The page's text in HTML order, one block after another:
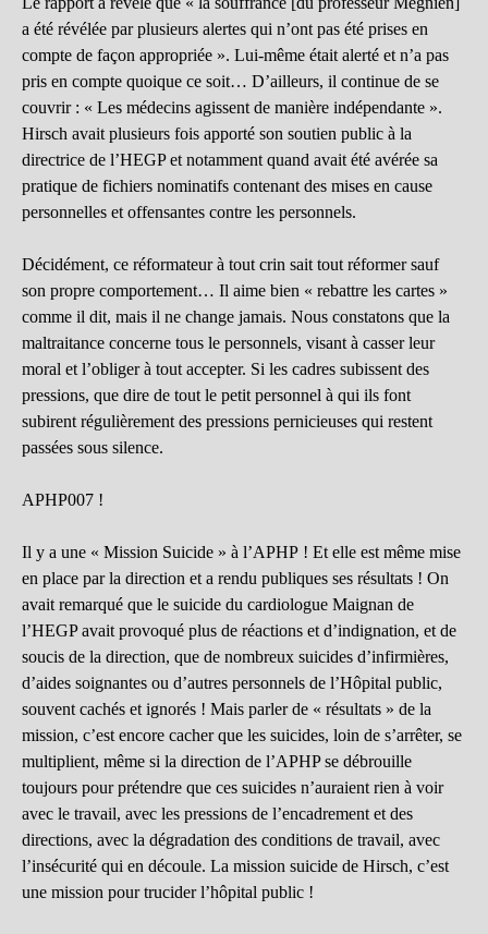
a été révélée par plusieurs alertes qui n’ont pas été prises en
compte de façon appropriée ». Lui-même était alerté et n’a pas
pris en compte quoique ce soit… D’ailleurs, il continue de se
couvrir : « Les médecins agissent de manière indépendante ».
Hirsch avait plusieurs fois apporté son soutien public à la
directrice de l’HEGP et notamment quand avait été avérée sa
pratique de fichiers nominatifs contenant des mises en cause
personnelles et offensantes contre les personnels.
Décidément, ce réformateur à tout crin sait tout réformer sauf
son propre comportement… Il aime bien « rebattre les cartes »
comme il dit, mais il ne change jamais. Nous constatons que la
maltraitance concerne tous le personnels, visant à casser leur
moral et l’obliger à tout accepter. Si les cadres subissent des
pressions, que dire de tout le petit personnel à qui ils font
subirent régulièrement des pressions pernicieuses qui restent
passées sous silence.
APHP007 !
Il y a une « Mission Suicide » à l’APHP ! Et elle est même mise
en place par la direction et a rendu publiques ses résultats ! On
avait remarqué que le suicide du cardiologue Maignan de
l’HEGP avait provoqué plus de réactions et d’indignation, et de
soucis de la direction, que de nombreux suicides d’infirmières,
d’aides soignantes ou d’autres personnels de l’Hôpital public,
souvent cachés et ignorés ! Mais parler de « résultats » de la
mission, c’est encore cacher que les suicides, loin de s’arrêter, se
multiplient, même si la direction de l’APHP se débrouille
toujours pour prétendre que ces suicides n’auraient rien à voir
avec le travail, avec les pressions de l’encadrement et des
directions, avec la dégradation des conditions de travail, avec
l’insécurité qui en découle. La mission suicide de Hirsch, c’est
une mission pour trucider l’hôpital public !